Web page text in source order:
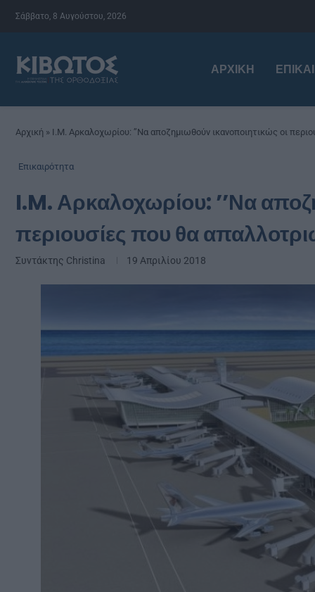
Σάββατο, 8 Αυγούστου, 2026
ΑΡΧΙΚΉ
Αρχική » I.M. Αρκαλοχωρίου: ’’Να αποζημιωθούν ικανοποιητικώς οι
Επικαιρότητα
I.M. Αρκαλοχωρίου: ’’Να
περιουσίες που θα
Συντάκτης Christina 19 Απριλίου 2018